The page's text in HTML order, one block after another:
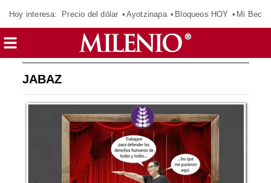
Hoy interesa: Precio del dólar Ayotzinapa Bloqueos HOY Mi Beca
JABAZ